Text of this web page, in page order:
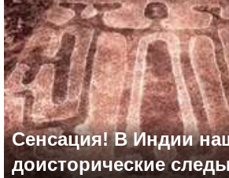
Сенсация! В Индии
доисторические